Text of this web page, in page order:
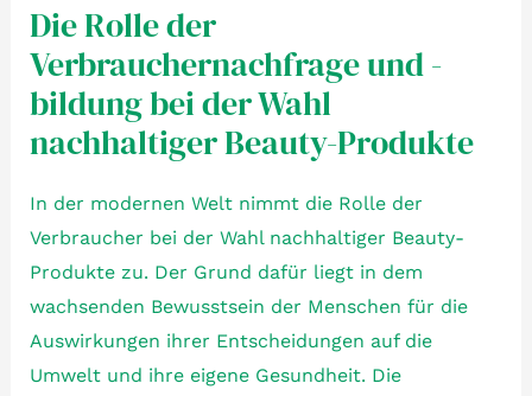
Die Rolle der
Verbrauchernachfrage und -
bildung bei der Wahl
nachhaltiger Beauty-Produkte
In der modernen Welt nimmt die Rolle der
Verbraucher bei der Wahl nachhaltiger Beauty-
Produkte zu. Der Grund dafür liegt in dem
wachsenden Bewusstsein der Menschen für die
Auswirkungen ihrer Entscheidungen auf die
Umwelt und ihre eigene Gesundheit. Die